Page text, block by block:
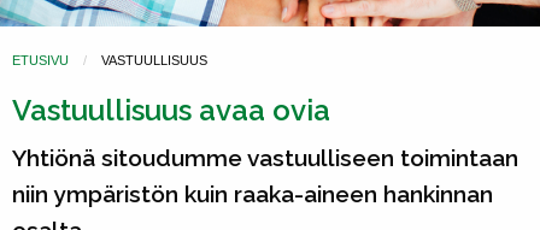
ETUSIVU VASTUULLISUUS
Vastuullisuus avaa ovia
Yhtiönä sitoudumme vastuulliseen toimintaan
niin ympäristön kuin raaka-aineen hankinnan